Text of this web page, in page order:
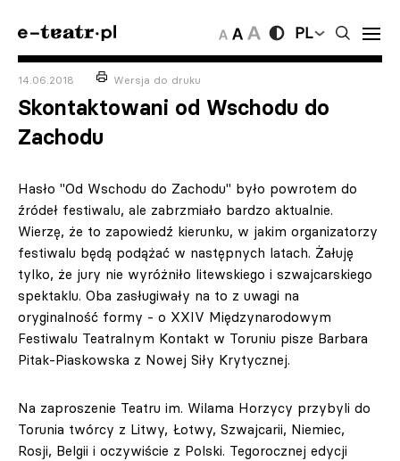
PL
14.06.2018 Wersja do druku
Skontaktowani od Wschodu do
Zachodu
Hasło "Od Wschodu do Zachodu" było powrotem do
źródeł festiwalu, ale zabrzmiało bardzo aktualnie.
Wierzę, że to zapowiedź kierunku, w jakim organizatorzy
festiwalu będą podążać w następnych latach. Żałuję
tylko, że jury nie wyróżniło litewskiego i szwajcarskiego
spektaklu. Oba zasługiwały na to z uwagi na
oryginalność formy - o XXIV Międzynarodowym
Festiwalu Teatralnym Kontakt w Toruniu pisze Barbara
Pitak-Piaskowska z Nowej Siły Krytycznej.
Na zaproszenie Teatru im. Wilama Horzycy przybyli do
Torunia twórcy z Litwy, Łotwy, Szwajcarii, Niemiec,
Rosji, Belgii i oczywiście z Polski. Tegorocznej edycji